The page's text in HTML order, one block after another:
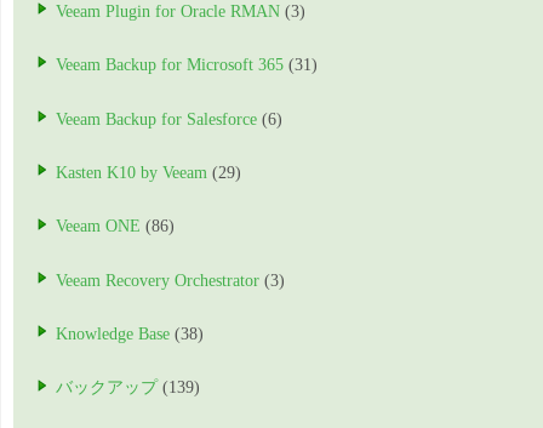
Veeam Plugin for Oracle RMAN (3)
Veeam Backup for Microsoft 365 (31)
Veeam Backup for Salesforce (6)
Kasten K10 by Veeam (29)
Veeam ONE (86)
Veeam Recovery Orchestrator (3)
Knowledge Base (38)
バックアップ (139)